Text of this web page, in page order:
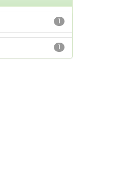
1
1